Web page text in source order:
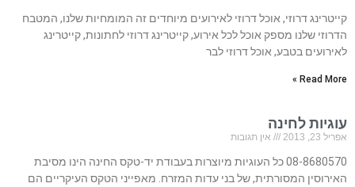
קייטרינג דרוזי, אוכל דרוזי לאירועים מיוחדים זה המומחיות שלנו, המטבח
הדרוזי שלנו מספק אוכל לכל אירוע, קייטרינג דרוזי לחתונות, קייטרינג
לאירועים בטבע, אוכל דרוזי לבר
Read More »
עוגיות לחינה
אפריל 23, 2013 אין תגובות
08-8680570 כל העוגיות מיוצרות בעבודת יד-טקס החינה הינו מסיבת
האירוסין המסורתית, של בני עדות המזרח. מאפייני הטקס העיקריים הם